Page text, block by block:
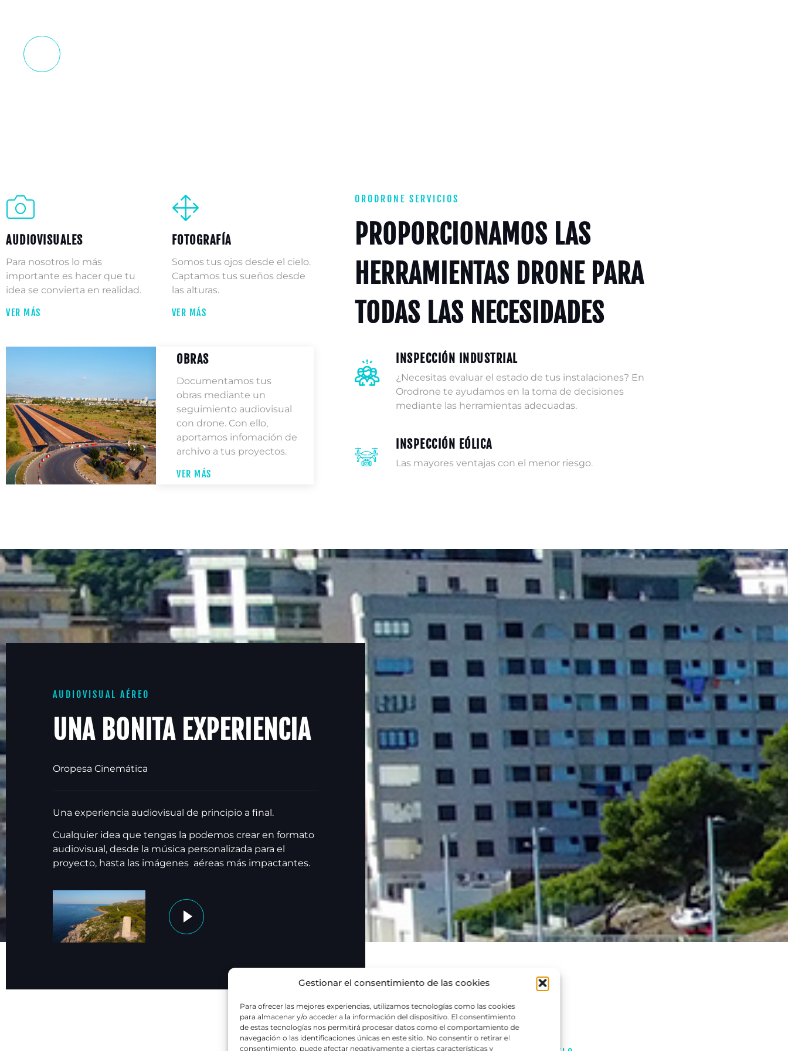
Gestionar el consentimiento de las cookies
Para ofrecer las mejores experiencias, utilizamos tecnologías como las cookies
para almacenar y/o acceder a la información del dispositivo. El consentimiento
de estas tecnologías nos permitirá procesar datos como el comportamiento de
navegación o las identificaciones únicas en este sitio. No consentir o retirar el
consentimiento, puede afectar negativamente a ciertas características y
AUDIOVISUALES
Para nosotros lo más
importante es hacer que tu
idea se convierta en realidad.
VER MÁS
FOTOGRAFÍA
Somos tus ojos desde el cielo.
Captamos tus sueños desde
las alturas.
VER MÁS
OBRAS
Documentamos tus
obras mediante un
seguimiento audiovisual
con drone. Con ello,
aportamos infomación de
archivo a tus proyectos.
VER MÁS
ORODRONE SERVICIOS
PROPORCIONAMOS LAS
HERRAMIENTAS DRONE PARA
TODAS LAS NECESIDADES
INSPECCIÓN INDUSTRIAL
¿Necesitas evaluar el estado de tus instalaciones? En
Orodrone te ayudamos en la toma de decisiones
mediante las herramientas adecuadas.
INSPECCIÓN EÓLICA
Las mayores ventajas con el menor riesgo.
AUDIOVISUAL AÉREO
UNA BONITA EXPERIENCIA
Oropesa Cinemática
Una experiencia audiovisual de principio a final.
Cualquier idea que tengas la podemos crear en formato
audiovisual, desde la música personalizada para el
proyecto, hasta las imágenes aéreas más impactantes.